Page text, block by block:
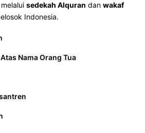
sedekah Alquran dan wakaf
Indonesia.
Nama Orang Tua